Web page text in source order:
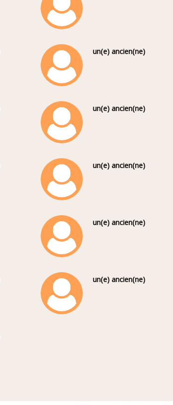
un(e) ancien(ne)
un(e) ancien(ne)
un(e) ancien(ne)
un(e) ancien(ne)
un(e) ancien(ne)